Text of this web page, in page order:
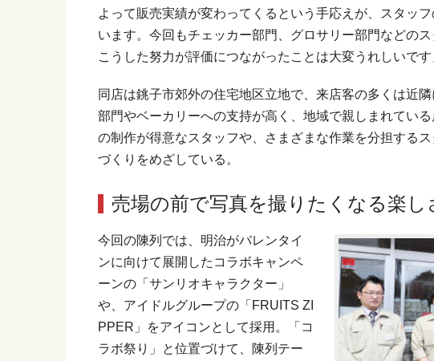
よって販売実績が変わってくるという手応えが、スタッ
います。今回もチェッカー部門、グロサリー部門などの
こうした努力が評価につながったことは大変うれしいです
同店は銚子市郊外の住宅地区立地で、来店客の多くは近
部門やベーカリーへの支持が高く、地域で親しまれてい
の制作が得意なスタッフや、さまざまな作業を分担する
づくりをめざしている。
売場の前で写真を撮りたくなる楽
今回の陳列では、明治がバレンタイ
ンに向けて展開したコラボキャンペ
ーンの「サンリオキャラクター」
や、アイドルグループの「FRUITS ZI
PPER」をアイコンとして採用。「コ
ラボ祭り」と位置づけて、陳列テー